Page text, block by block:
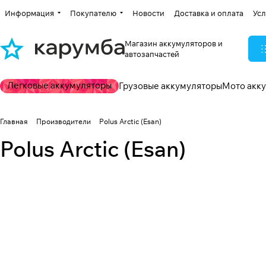
Информация Покупателю Новости Доставка и оплата
Магазин аккумуляторов и
автозапчастей
Легковые аккумуляторы Грузовые аккумуляторыМото
Главная Производители Polus Arctic (Esan)
Polus Arctic (Esan)